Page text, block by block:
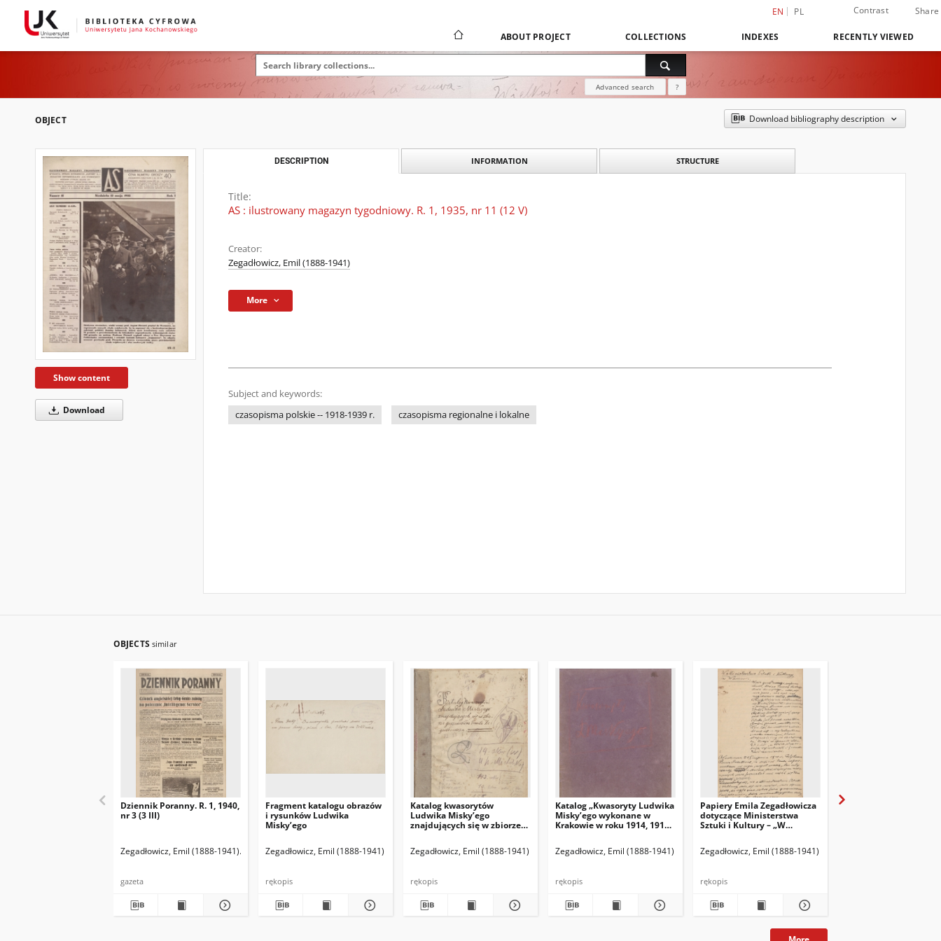
EN PL Contrast Share
ABOUT PROJECT COLLECTIONS INDEXES RECENTLY VIEWED
Advanced search ?
OBJECT Download bibliography description
Show content
Download
DESCRIPTION INFORMATION STRUCTURE
Title:
AS : ilustrowany magazyn tygodniowy. R. 1, 1935, nr 11 (12 V)
Creator:
Zegadłowicz, Emil (1888-1941)
More
Subject and keywords:
czasopisma polskie -- 1918-1939 r.
czasopisma regionalne i lokalne
OBJECTS similar
Dziennik Poranny. R. 1, 1940,
nr 3 (3 III)
Zegadłowicz, Emil (1888-1941) Reischer Leopold (red. naczelny) Hamann Bruno. Red. odpowiedzialny
gazeta
Fragment katalogu obrazów
i rysunków Ludwika
Misky’ego
Zegadłowicz, Emil (1888-1941)
rękopis
Katalog kwasorytów
Ludwika Misky’ego
znajdujących się w zbiorze
Zegadłowicz, Emil (1888-1941)
rękopis
Katalog „Kwasoryty Ludwika
Misky’ego wykonane w
Krakowie w roku 1914, 1915,
Zegadłowicz, Emil (1888-1941)
rękopis
Papiery Emila Zegadłowicza
dotyczące Ministerstwa
Sztuki i Kultury – „W
Zegadłowicz, Emil (1888-1941)
rękopis